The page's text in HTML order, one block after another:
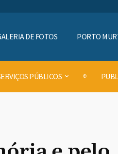
DE FOTOS PORTO
PÚBLICOS